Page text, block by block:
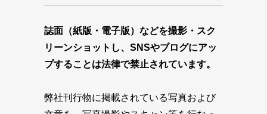
誌面（紙版・電子版）などを撮影・スク
リーンショットし、SNSやブログにアッ
プすることは法律で禁止されています。
弊社刊行物に掲載されている写真および